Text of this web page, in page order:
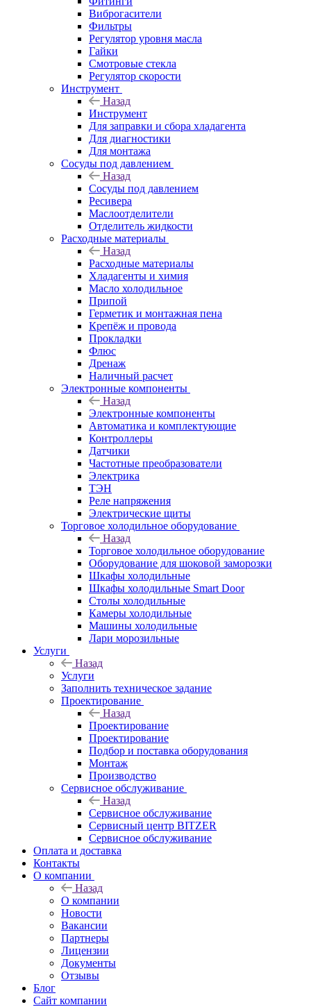
Виброгасители
Фильтры
Регулятор уровня масла
Гайки
Смотровые стекла
Регулятор скорости
Инструмент
Назад
Инструмент
Для заправки и сбора хладагента
Для диагностики
Для монтажа
Сосуды под давлением
Назад
Сосуды под давлением
Ресивера
Маслоотделители
Отделитель жидкости
Расходные материалы
Назад
Расходные материалы
Хладагенты и химия
Масло холодильное
Припой
Герметик и монтажная пена
Крепёж и провода
Прокладки
Флюс
Дренаж
Наличный расчет
Электронные компоненты
Назад
Электронные компоненты
Автоматика и комплектующие
Контроллеры
Датчики
Частотные преобразователи
Электрика
ТЭН
Реле напряжения
Электрические щиты
Торговое холодильное оборудование
Назад
Торговое холодильное оборудование
Оборудование для шоковой заморозки
Шкафы холодильные
Шкафы холодильные Smart Door
Столы холодильные
Камеры холодильные
Машины холодильные
Лари морозильные
Услуги
Назад
Услуги
Заполнить техническое задание
Проектирование
Назад
Проектирование
Проектирование
Подбор и поставка оборудования
Монтаж
Производство
Сервисное обслуживание
Назад
Сервисное обслуживание
Сервисный центр BITZER
Сервисное обслуживание
Оплата и доставка
Контакты
О компании
Назад
О компании
Новости
Вакансии
Партнеры
Лицензии
Документы
Отзывы
Блог
Сайт компании